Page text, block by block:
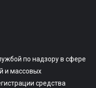
по надзору в сфере
и массовых
средства